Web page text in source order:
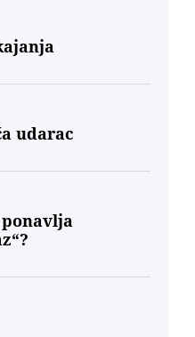
političku težinu od glasa
To jeste politički škakljivo,
– svesno odvojena od
koja nam je trovala društvo
udarac